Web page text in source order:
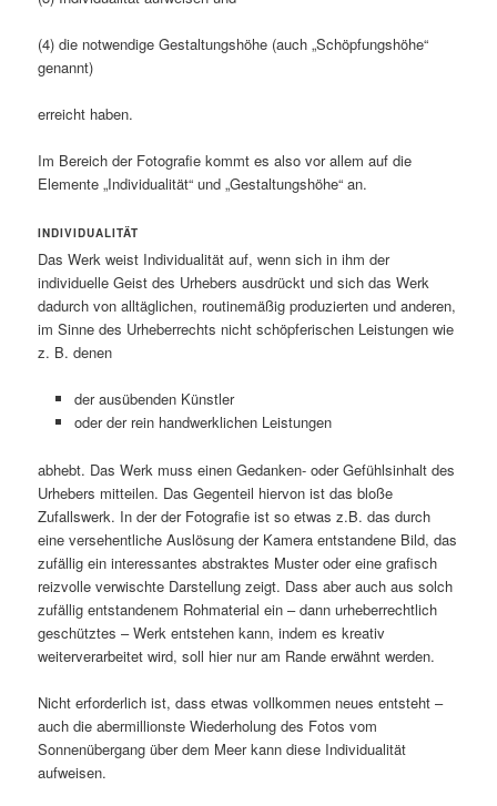
(4) die notwendige Gestaltungshöhe (auch „Schöpfungshöhe“
genannt)
erreicht haben.
Im Bereich der Fotografie kommt es also vor allem auf die
Elemente „Individualität“ und „Gestaltungshöhe“ an.
INDIVIDUALITÄT
Das Werk weist Individualität auf, wenn sich in ihm der
individuelle Geist des Urhebers ausdrückt und sich das Werk
dadurch von alltäglichen, routinemäßig produzierten und anderen,
im Sinne des Urheberrechts nicht schöpferischen Leistungen wie
z. B. denen
der ausübenden Künstler
oder der rein handwerklichen Leistungen
abhebt. Das Werk muss einen Gedanken- oder Gefühlsinhalt des
Urhebers mitteilen. Das Gegenteil hiervon ist das bloße
Zufallswerk. In der der Fotografie ist so etwas z.B. das durch
eine versehentliche Auslösung der Kamera entstandene Bild, das
zufällig ein interessantes abstraktes Muster oder eine grafisch
reizvolle verwischte Darstellung zeigt. Dass aber auch aus solch
zufällig entstandenem Rohmaterial ein – dann urheberrechtlich
geschütztes – Werk entstehen kann, indem es kreativ
weiterverarbeitet wird, soll hier nur am Rande erwähnt werden.
Nicht erforderlich ist, dass etwas vollkommen neues entsteht –
auch die abermillionste Wiederholung des Fotos vom
Sonnenübergang über dem Meer kann diese Individualität
aufweisen.